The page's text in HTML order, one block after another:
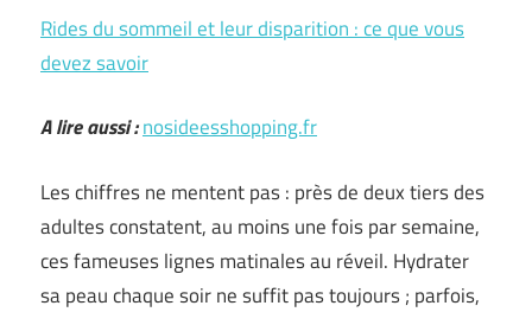
Rides du sommeil et leur disparition : ce que vous
devez savoir
A lire aussi :nosideesshopping.fr
Les chiffres ne mentent pas : près de deux tiers des
adultes constatent, au moins une fois par semaine,
ces fameuses lignes matinales au réveil. Hydrater
sa peau chaque soir ne suffit pas toujours ; parfois,